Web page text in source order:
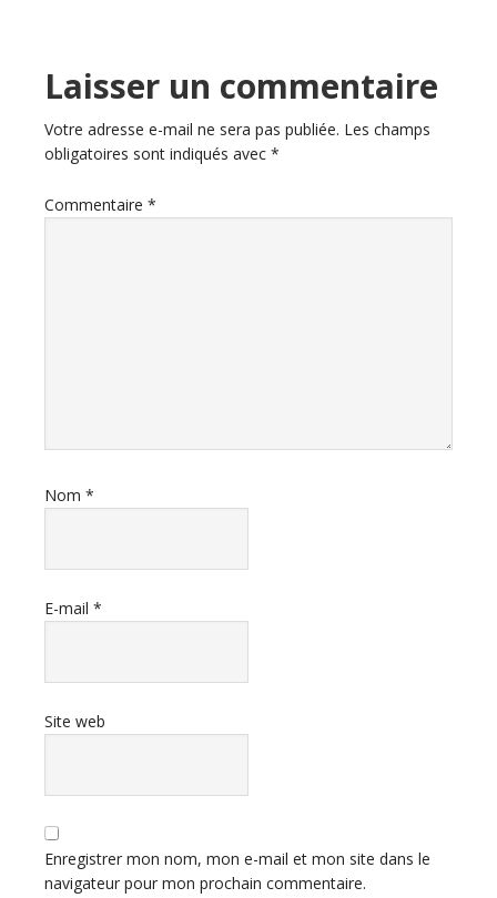
Laisser un commentaire
Votre adresse e-mail ne sera pas publiée. Les champs
obligatoires sont indiqués avec *
Commentaire *
Nom *
E-mail *
Site web
Enregistrer mon nom, mon e-mail et mon site dans le
navigateur pour mon prochain commentaire.